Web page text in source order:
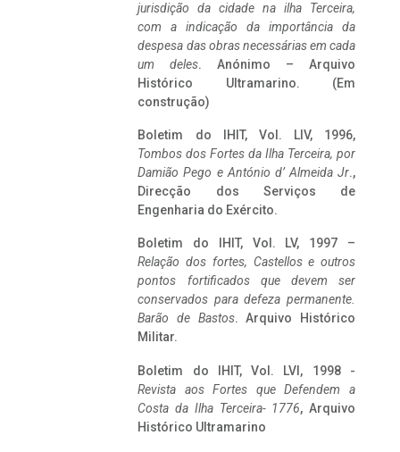
jurisdição da cidade na ilha Terceira,
com a indicação da importância da
despesa das obras necessárias em cada
um deles. Anónimo – Arquivo
Histórico Ultramarino. (Em
construção)
Boletim do IHIT, Vol. LIV, 1996,
Tombos dos Fortes da Ilha Terceira, por
Damião Pego e António d’ Almeida Jr.,
Direcção dos Serviços de
Engenharia do Exército.
Boletim do IHIT, Vol. LV, 1997 –
Relação dos fortes, Castellos e outros
pontos fortificados que devem ser
conservados para defeza permanente.
Barão de Bastos. Arquivo Histórico
Militar.
Boletim do IHIT, Vol. LVI, 1998 -
Revista aos Fortes que Defendem a
Costa da Ilha Terceira- 1776, Arquivo
Histórico Ultramarino